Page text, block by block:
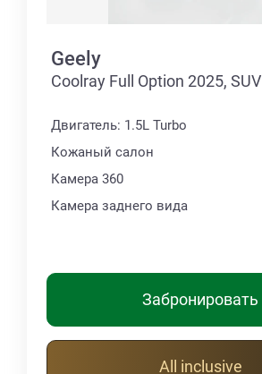
Geely
Coolray Full Option 2025, SUV
Двигатель: 1.5L Turbo
Кожаный салон
Камера 360
Камера заднего вида
Забронировать
All inclusive